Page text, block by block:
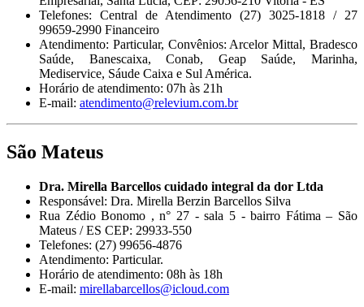
Telefones: Central de Atendimento (27) 3025-1818 / 27
99659-2990 Financeiro
Atendimento: Particular, Convênios: Arcelor Mittal, Bradesco
Saúde, Banescaixa, Conab, Geap Saúde, Marinha,
Mediservice, Sáude Caixa e Sul América.
Horário de atendimento: 07h às 21h
E-mail: atendimento@relevium.com.br
São Mateus
Dra. Mirella Barcellos cuidado integral da dor Ltda
Responsável: Dra. Mirella Berzin Barcellos Silva
Rua Zédio Bonomo , n° 27 - sala 5 - bairro Fátima – São
Mateus / ES CEP: 29933-550
Telefones: (27) 99656-4876
Atendimento: Particular.
Horário de atendimento: 08h às 18h
E-mail: mirellabarcellos@icloud.com